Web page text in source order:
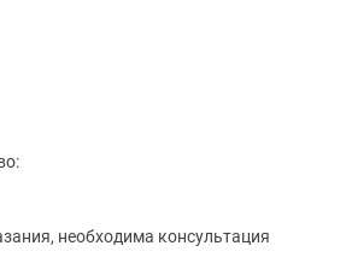
необходима консультация